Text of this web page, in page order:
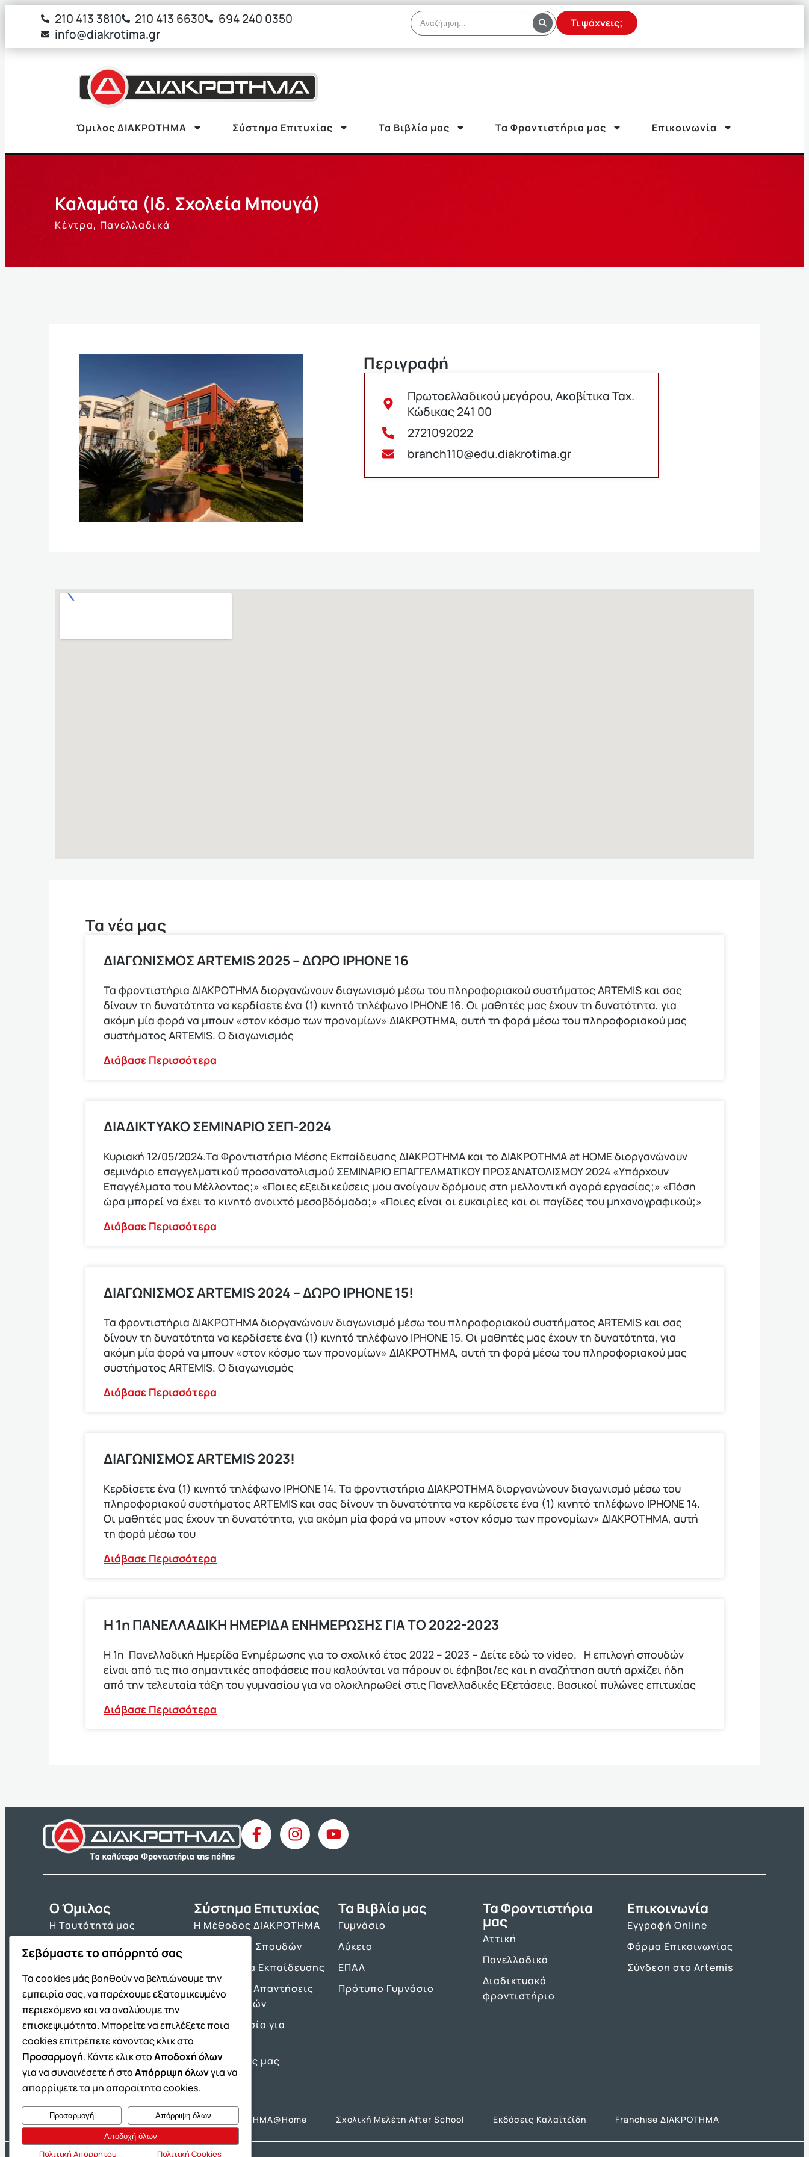
στο
περιεχόμενο210 413 3810 210 413 6630
694 240 0350
info@diakrotima.gr
Τι ψάχνεις;
Όμιλος ΔΙΑΚΡΟΤΗΜΑ Σύστημα Επιτυχίας Τα Βιβλία μας Τα Φροντιστήρια μας Επικοινωνία
Καλαμάτα (Ιδ. Σχολεία Μπουγά)
Κέντρα, Πανελλαδικά
Περιγραφή
Πρωτοελλαδικού μεγάρου, Ακοβίτικα Ταχ.
Κώδικας 241 00
2721092022
branch110@edu.diakrotima.gr
Τα νέα μας
ΔΙΑΓΩΝΙΣΜΟΣ ARTEMIS 2025 – ΔΩΡΟ ΙPHONE 16
Τα φροντιστήρια ΔΙΑΚΡΟΤΗΜΑ διοργανώνουν διαγωνισμό μέσω του πληροφοριακού συστήματος ARTEMIS και σας
δίνουν τη δυνατότητα να κερδίσετε ένα (1) κινητό τηλέφωνο ΙΡΗΟΝΕ 16. Οι μαθητές μας έχουν τη δυνατότητα, για
ακόμη μία φορά να μπουν «στον κόσμο των προνομίων» ΔΙΑΚΡΟΤΗΜΑ, αυτή τη φορά μέσω του πληροφοριακού μας
συστήματος ARTEMIS. Ο διαγωνισμός
Διάβασε Περισσότερα
ΔΙΑΔΙΚΤΥΑΚΟ ΣΕΜΙΝΑΡΙΟ ΣΕΠ-2024
Κυριακή 12/05/2024.Τα Φροντιστήρια Μέσης Εκπαίδευσης ΔΙΑΚΡΟΤΗΜΑ και το ΔΙΑΚΡΟΤΗΜΑ at HOME διοργανώνουν
σεμινάριο επαγγελματικού προσανατολισμού ΣΕΜΙΝΑΡΙΟ ΕΠΑΓΓΕΛΜΑΤΙΚΟΥ ΠΡΟΣΑΝΑΤΟΛΙΣΜΟΥ 2024 «Υπάρχουν
Επαγγέλματα του Μέλλοντος;» «Ποιες εξειδικεύσεις μου ανοίγουν δρόμους στη μελλοντική αγορά εργασίας;» «Πόση
ώρα μπορεί να έχει το κινητό ανοιχτό μεσοβδόμαδα;» «Ποιες είναι οι ευκαιρίες και οι παγίδες του μηχανογραφικού;»
Διάβασε Περισσότερα
ΔΙΑΓΩΝΙΣΜΟΣ ΑRTEMIS 2024 – ΔΩΡΟ IPHONE 15!
Τα φροντιστήρια ΔΙΑΚΡΟΤΗΜΑ διοργανώνουν διαγωνισμό μέσω του πληροφοριακού συστήματος ARTEMIS και σας
δίνουν τη δυνατότητα να κερδίσετε ένα (1) κινητό τηλέφωνο ΙΡΗΟΝΕ 15. Οι μαθητές μας έχουν τη δυνατότητα, για
ακόμη μία φορά να μπουν «στον κόσμο των προνομίων» ΔΙΑΚΡΟΤΗΜΑ, αυτή τη φορά μέσω του πληροφοριακού μας
συστήματος ARTEMIS. Ο διαγωνισμός
Διάβασε Περισσότερα
ΔΙΑΓΩΝΙΣΜΟΣ ARTEMIS 2023!
Κερδίσετε ένα (1) κινητό τηλέφωνο ΙΡΗΟΝΕ 14. Τα φροντιστήρια ΔΙΑΚΡΟΤΗΜΑ διοργανώνουν διαγωνισμό μέσω του
πληροφοριακού συστήματος ARTEMIS και σας δίνουν τη δυνατότητα να κερδίσετε ένα (1) κινητό τηλέφωνο ΙΡΗΟΝΕ 14.
Οι μαθητές μας έχουν τη δυνατότητα, για ακόμη μία φορά να μπουν «στον κόσμο των προνομίων» ΔΙΑΚΡΟΤΗΜΑ, αυτή
τη φορά μέσω του
Διάβασε Περισσότερα
Η 1η ΠΑΝΕΛΛΑΔΙΚΗ ΗΜΕΡΙΔΑ ΕΝΗΜΕΡΩΣΗΣ ΓΙΑ ΤΟ 2022-2023
Η 1η Πανελλαδική Ημερίδα Ενημέρωσης για το σχολικό έτος 2022 – 2023 – Δείτε εδώ το video. Η επιλογή σπουδών
είναι από τις πιο σημαντικές αποφάσεις που καλούνται να πάρουν οι έφηβοι/ες και η αναζήτηση αυτή αρχίζει ήδη
από την τελευταία τάξη του γυμνασίου για να ολοκληρωθεί στις Πανελλαδικές Εξετάσεις. Βασικοί πυλώνες επιτυχίας
Διάβασε Περισσότερα
O Όμιλος
Η Ταυτότητά μας
Νέα & Ανακοινώσεις
Θέσεις Εργασίας
Σύστημα Επιτυχίας
Η Μέθοδος ΔΙΑΚΡΟΤΗΜΑ
Πρόγραμμα Σπουδών
Τα Εργαλεία Εκπαίδευσης
Θέματα και Απαντήσεις
Πανελλαδικών
Προετοιμασία για
Οι Επιτυχίες μας
Τα Βιβλία μας
Γυμνάσιο
Λύκειο
ΕΠΑΛ
Πρότυπο Γυμνάσιο
Τα Φροντιστήρια
μας
Αττική
Πανελλαδικά
Διαδικτυακό
φροντιστήριο
Επικοινωνία
Εγγραφή Online
Φόρμα Επικοινωνίας
Σύνδεση στο Artemis
Όμιλος ΔΙΑΚΡΟΤΗΜΑ ΔΙΑΚΡΟΤΗΜΑ@Home Σχολική Μελέτη After School Εκδόσεις Καλαϊτζίδη Franchise ΔΙΑΚΡΟΤΗΜΑ
Σεβόμαστε το απόρρητό σας
Τα cookies μάς βοηθούν να βελτιώνουμε την
εμπειρία σας, να παρέχουμε εξατομικευμένο
περιεχόμενο και να αναλύουμε την
επισκεψιμότητα. Μπορείτε να επιλέξετε ποια
cookies επιτρέπετε κάνοντας κλικ στο
Προσαρμογή. Κάντε κλικ στοΑποδοχή όλων
για να συναινέσετε ή στοΑπόρριψη όλωνγια να
απορρίψετε τα μη απαραίτητα cookies.
Προσαρμογή Απόρριψη όλων
Αποδοχή όλων
Πολιτική Απορρήτου Πολιτική Cookies